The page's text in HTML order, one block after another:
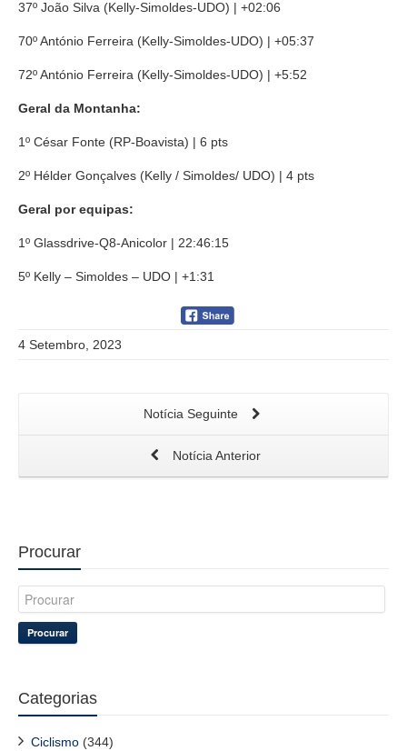
37º João Silva (Kelly-Simoldes-UDO) | +02:06
70º António Ferreira (Kelly-Simoldes-UDO) | +05:37
72º António Ferreira (Kelly-Simoldes-UDO) | +5:52
Geral da Montanha:
1º César Fonte (RP-Boavista) | 6 pts
2º Hélder Gonçalves (Kelly / Simoldes/ UDO) | 4 pts
Geral por equipas:
1º Glassdrive-Q8-Anicolor | 22:46:15
5º Kelly – Simoldes – UDO | +1:31
4 Setembro, 2023
Notícia Seguinte
Notícia Anterior
Procurar
Procurar
Categorias
Ciclismo (344)